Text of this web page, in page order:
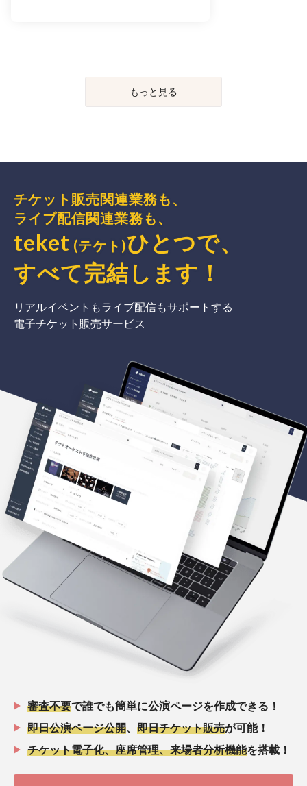
もっと見る
チケット販売関連業務も、
ライブ配信関連業務も、
teket (テケト)ひとつで、
すべて完結 します ！
リアルイベントもライブ配信もサポートする
電子チケット販売サービス
審査不要で誰でも簡単に公演ページを作成できる！
即日公演ページ公開
即日チケット販売が可能！
チケット電子化、座席管理、来場者分析機能を搭載！